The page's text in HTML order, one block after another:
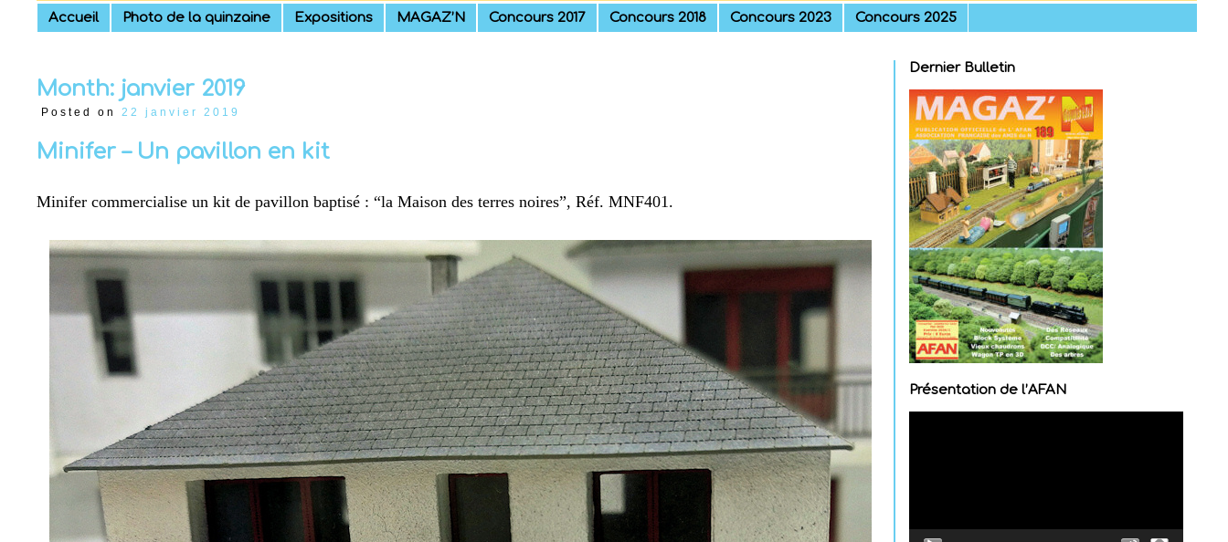
Skip
to
Accueil Photo de la quinzaine Expositions MAGAZ’N Concours 2017 Concours 2018 Concours 2023 Concours 2025
Month: janvier 2019
Posted on 22 janvier 2019
Minifer – Un pavillon en kit
Minifer commercialise un kit de pavillon baptisé : “la Maison des terres noires”, Réf. MNF401.
Dernier Bulletin
Présentation de l’AFAN